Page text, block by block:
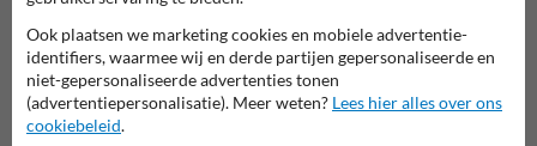
F serie - Bijkomende tekens A serie - Verbodstekens B
Ook plaatsen we marketing cookies en mobiele advertentie-
identifiers, waarmee wij en derde partijen gepersonaliseerde en
niet-gepersonaliseerde advertenties tonen
(advertentiepersonalisatie). Meer weten? Lees hier alles over ons
cookiebeleid.